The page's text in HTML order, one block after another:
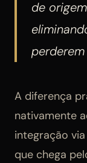
de
A diferença
nativamente
integração
que chega